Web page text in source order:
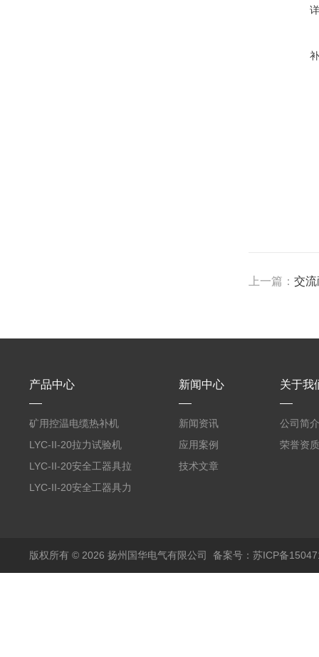
上一篇：交
产品中心
矿用控温电缆热补机
LYC-II-20拉力试验机
LYC-II-20安全工器具拉
力试验机
LYC-II-20安全工器具力
新闻中心
新闻资讯
应用案例
技术文章
关于我
公司简介
荣誉资质
版权所有 © 2026 扬州国华电气有限公司 备案号：苏ICP备